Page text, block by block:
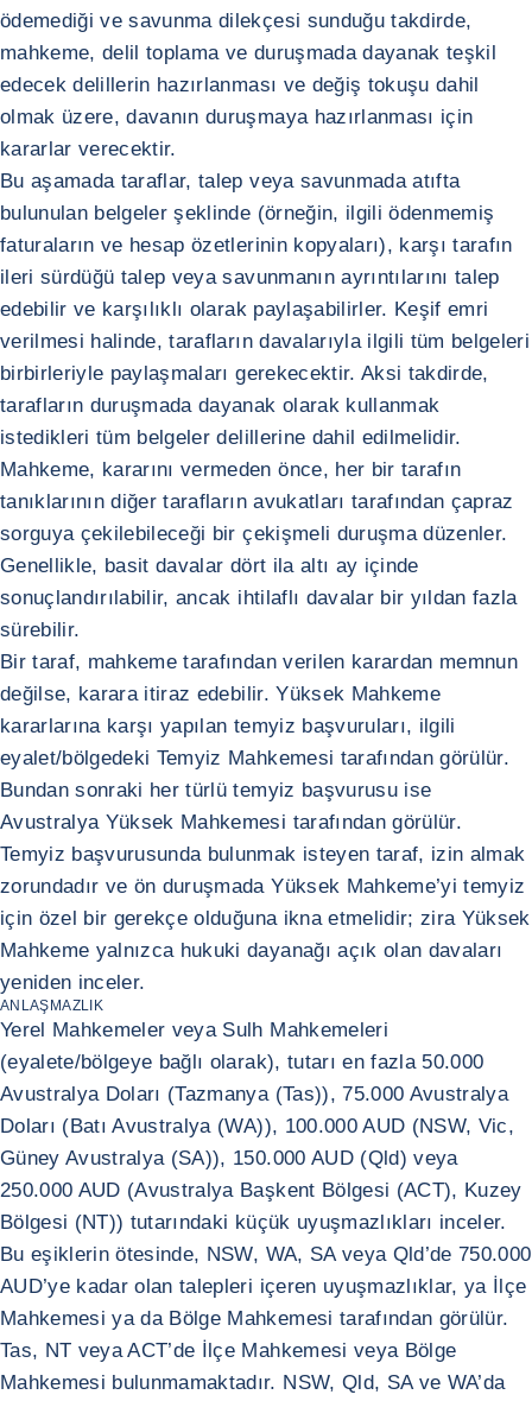
ödemediği ve savunma dilekçesi sunduğu takdirde,
mahkeme, delil toplama ve duruşmada dayanak teşkil
edecek delillerin hazırlanması ve değiş tokuşu dahil
olmak üzere, davanın duruşmaya hazırlanması için
kararlar verecektir.
Bu aşamada taraflar, talep veya savunmada atıfta
bulunulan belgeler şeklinde (örneğin, ilgili ödenmemiş
faturaların ve hesap özetlerinin kopyaları), karşı tarafın
ileri sürdüğü talep veya savunmanın ayrıntılarını talep
edebilir ve karşılıklı olarak paylaşabilirler. Keşif emri
verilmesi halinde, tarafların davalarıyla ilgili tüm belgeleri
birbirleriyle paylaşmaları gerekecektir. Aksi takdirde,
tarafların duruşmada dayanak olarak kullanmak
istedikleri tüm belgeler delillerine dahil edilmelidir.
Mahkeme, kararını vermeden önce, her bir tarafın
tanıklarının diğer tarafların avukatları tarafından çapraz
sorguya çekilebileceği bir çekişmeli duruşma düzenler.
Genellikle, basit davalar dört ila altı ay içinde
sonuçlandırılabilir, ancak ihtilaflı davalar bir yıldan fazla
sürebilir.
Bir taraf, mahkeme tarafından verilen karardan memnun
değilse, karara itiraz edebilir. Yüksek Mahkeme
kararlarına karşı yapılan temyiz başvuruları, ilgili
eyalet/bölgedeki Temyiz Mahkemesi tarafından görülür.
Bundan sonraki her türlü temyiz başvurusu ise
Avustralya Yüksek Mahkemesi tarafından görülür.
Temyiz başvurusunda bulunmak isteyen taraf, izin almak
zorundadır ve ön duruşmada Yüksek Mahkeme’yi temyiz
için özel bir gerekçe olduğuna ikna etmelidir; zira Yüksek
Mahkeme yalnızca hukuki dayanağı açık olan davaları
yeniden inceler.
ANLAŞMAZLIK
Yerel Mahkemeler veya Sulh Mahkemeleri
(eyalete/bölgeye bağlı olarak), tutarı en fazla 50.000
Avustralya Doları (Tazmanya (Tas)), 75.000 Avustralya
Doları (Batı Avustralya (WA)), 100.000 AUD (NSW, Vic,
Güney Avustralya (SA)), 150.000 AUD (Qld) veya
250.000 AUD (Avustralya Başkent Bölgesi (ACT), Kuzey
Bölgesi (NT)) tutarındaki küçük uyuşmazlıkları inceler.
Bu eşiklerin ötesinde, NSW, WA, SA veya Qld’de 750.000
AUD’ye kadar olan talepleri içeren uyuşmazlıklar, ya İlçe
Mahkemesi ya da Bölge Mahkemesi tarafından görülür.
Tas, NT veya ACT’de İlçe Mahkemesi veya Bölge
Mahkemesi bulunmamaktadır. NSW, Qld, SA ve WA’da